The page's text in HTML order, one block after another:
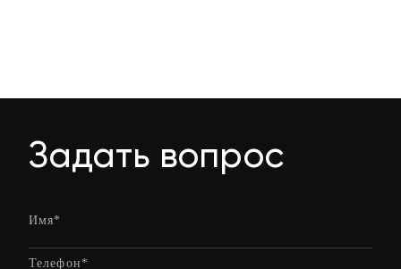
Задать вопрос